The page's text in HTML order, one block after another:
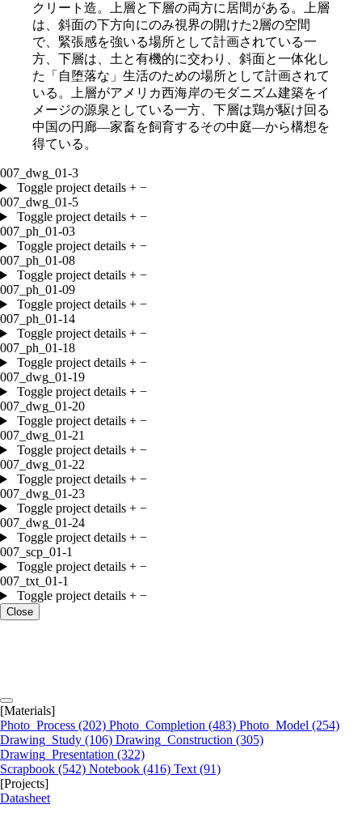
クリート造。上層と下層の両方に居間がある。上層
は、斜面の下方向にのみ視界の開けた2層の空間
で、緊張感を強いる場所として計画されている一
方、下層は、土と有機的に交わり、斜面と一体化し
た「自堕落な」生活のための場所として計画されて
いる。上層がアメリカ西海岸のモダニズム建築をイ
メージの源泉としている一方、下層は鶏が駆け回る
中国の円廊—家畜を飼育するその中庭—から構想を
得ている。
007_dwg_01-3
Toggle project details + −
007_dwg_01-5
Toggle project details + −
007_ph_01-03
Toggle project details + −
007_ph_01-08
Toggle project details + −
007_ph_01-09
Toggle project details + −
007_ph_01-14
Toggle project details + −
007_ph_01-18
Toggle project details + −
007_dwg_01-19
Toggle project details + −
007_dwg_01-20
Toggle project details + −
007_dwg_01-21
Toggle project details + −
007_dwg_01-22
Toggle project details + −
007_dwg_01-23
Toggle project details + −
007_dwg_01-24
Toggle project details + −
007_scp_01-1
Toggle project details + −
007_txt_01-1
Toggle project details + −
Close
[Materials]
Photo_Process (202) Photo_Completion (483) Photo_Model (254)
Drawing_Study (106) Drawing_Construction (305)
Drawing_Presentation (322)
Scrapbook (542) Notebook (416) Text (91)
[Projects]
Datasheet